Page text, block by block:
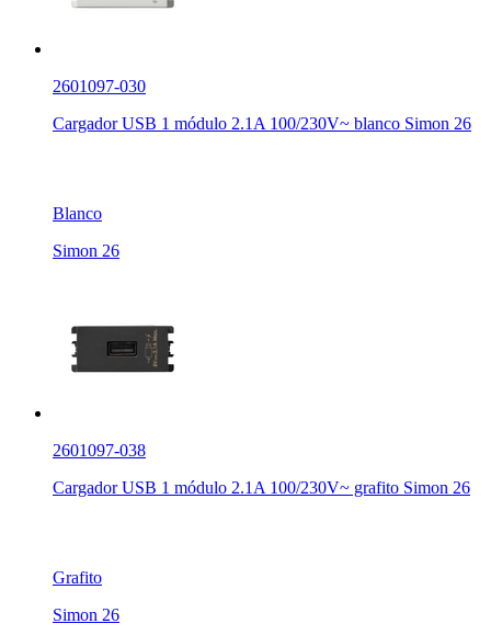
2601097-030
Cargador USB 1 módulo 2.1A 100/230V~ blanco Simon 26
Blanco
Simon 26
2601097-038
Cargador USB 1 módulo 2.1A 100/230V~ grafito Simon 26
Grafito
Simon 26